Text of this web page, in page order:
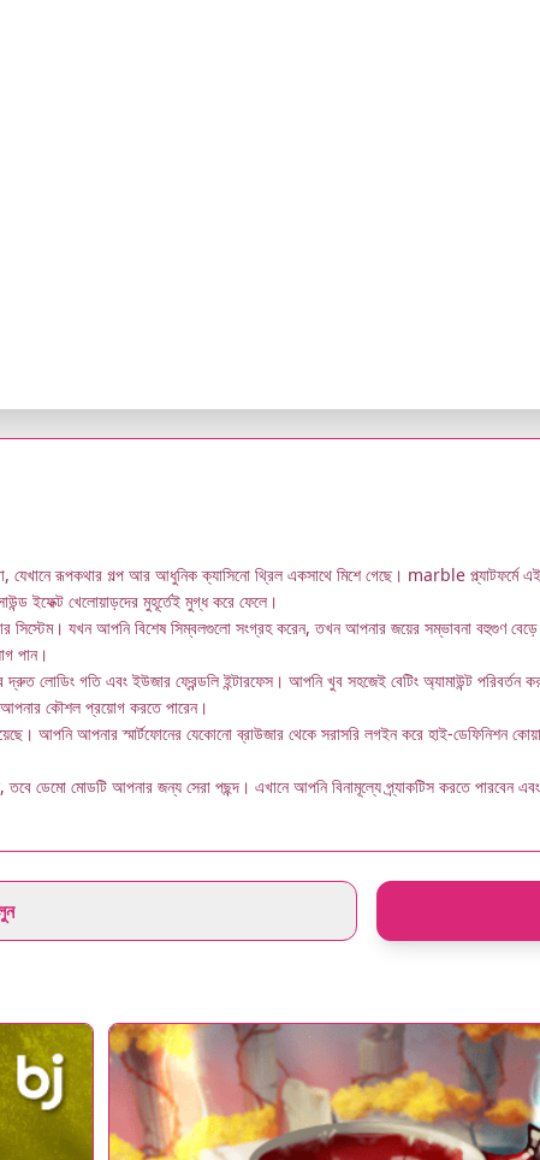
রূপকথার গল্প আর আধুনিক ক্যাসিনো থ্রিল একসাথে মিশে গেছে। marble প্ল্যাটফর্মে এই
ইফেক্ট খেলোয়াড়দের মুহূর্তেই মুগ্ধ করে ফেলে।
সিস্টেম। যখন আপনি বিশেষ সিম্বলগুলো সংগ্রহ করেন, তখন আপনার জয়ের সম্ভাবনা বহুগুণ
পান।
গতি এবং ইউজার ফ্রেন্ডলি ইন্টারফেস। আপনি খুব সহজেই বেটিং অ্যামাউন্ট পরিবর্তন
আপনার কৌশল প্রয়োগ করতে পারেন।
আপনি আপনার স্মার্টফোনের যেকোনো ব্রাউজার থেকে সরাসরি লগইন করে হাই-ডেফিনিশন
ডেমো মোডটি আপনার জন্য সেরা পছন্দ। এখানে আপনি বিনামূল্যে প্র্যাকটিস করতে পারবেন